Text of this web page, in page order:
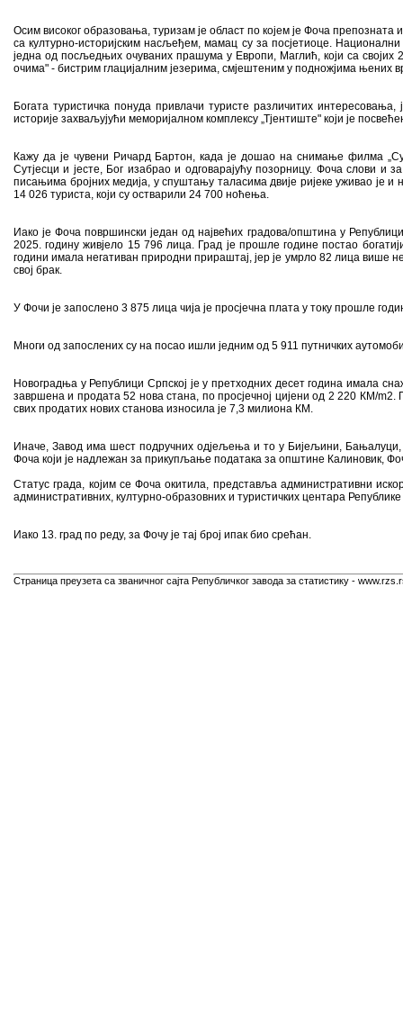
Осим високог образовања, туризам је област по којем је Фоча
са културно-историјским насљеђем, мамац су за посјетиоце.
једна од посљедњих очуваних прашума у Европи, Маглић, који са
очима" - бистрим глацијалним језерима, смјештеним у подножјима њених
Богата туристичка понуда привлачи туристе различитих
историје захваљујући меморијалном комплексу „Тјентиште" који је
Кажу да је чувени Ричард Бартон, када је дошао на снимање филма
Сутјесци и јесте, Бог изабрао и одговарајућу позорницу. Фоча слови и
писањима бројних медија, у спуштању таласима двије ријеке уживао је и
14 026 туриста, који су остварили 24 700 ноћења.
Иако је Фоча површински један од највећих градова/општина у
2025. годину живјело 15 796 лица. Град је прошле године постао
години имала негативан природни прираштај, јер је умрло 82 лица више
свој брак.
У Фочи је запослено 3 875 лица чија је просјечна плата у току прошле
Многи од запослених су на посао ишли једним од 5 911 путничких
Новоградња у Републици Српској је у претходних десет година имала
завршена и продата 52 нова стана, по просјечној цијени од 2 220 КМ/m2.
свих продатих нових станова износила је 7,3 милиона КМ.
Иначе, Завод има шест подручних одјељења и то у Бијељини, Бањалуци,
Фоча који је надлежан за прикупљање података за општине Калиновик,
Статус града, којим се Фоча окитила, представља административни
административних, културно-образовних и туристичких центара
Иако 13. град по реду, за Фочу је тај број ипак био срећан.
Страница преузета са званичног сајта Републичког завода за статистику -